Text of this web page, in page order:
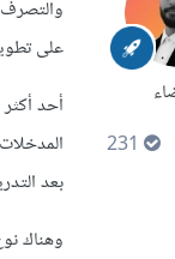
على
أحد
بعد
وهناك